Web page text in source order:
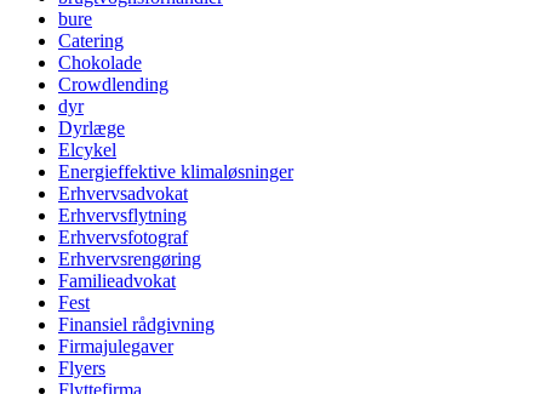
bure
Catering
Chokolade
Crowdlending
dyr
Dyrlæge
Elcykel
Energieffektive klimaløsninger
Erhvervsadvokat
Erhvervsflytning
Erhvervsfotograf
Erhvervsrengøring
Familieadvokat
Fest
Finansiel rådgivning
Firmajulegaver
Flyers
Flyttefirma